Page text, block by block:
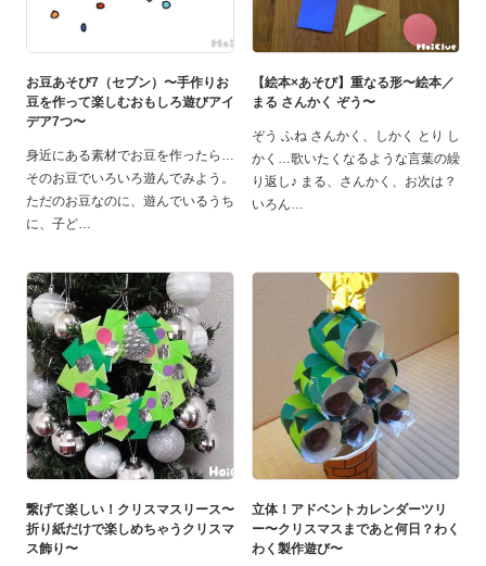
お豆あそび7（セブン）〜手作りお
豆を作って楽しむおもしろ遊びアイ
デア7つ〜
身近にある素材でお豆を作ったら…
そのお豆でいろいろ遊んでみよう。
ただのお豆なのに、遊んでいるうち
に、子ど
【絵本×あそび】重なる形〜絵本／
まる さんかく ぞう〜
ぞう ふね さんかく、しかく とり し
かく…歌いたくなるような言葉の繰
り返し♪ まる、さんかく、お次は？
いろん
繋げて楽しい！クリスマスリース〜
折り紙だけで楽しめちゃうクリスマ
ス飾り〜
立体！アドベントカレンダーツリ
ー〜クリスマスまであと何日？わく
わく製作遊び〜